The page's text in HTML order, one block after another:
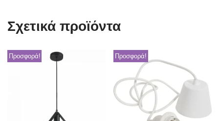
Σχετικά προϊόντα
Προσφορά! Προσφορά!